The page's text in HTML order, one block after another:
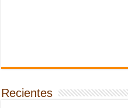
Recientes